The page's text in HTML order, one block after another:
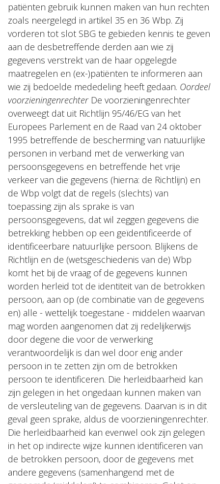
patiënten gebruik kunnen maken van hun rechten
zoals neergelegd in artikel 35 en 36 Wbp. Zij
vorderen tot slot SBG te gebieden kennis te geven
aan de desbetreffende derden aan wie zij
gegevens verstrekt van de haar opgelegde
maatregelen en (ex-)patiënten te informeren aan
wie zij bedoelde mededeling heeft gedaan. Oordeel
voorzieningenrechterDe voorzieningenrechter
overweegt dat uit Richtlijn 95/46/EG van het
Europees Parlement en de Raad van 24 oktober
1995 betreffende de bescherming van natuurlijke
personen in verband met de verwerking van
persoonsgegevens en betreffende het vrije
verkeer van die gegevens (hierna: de Richtlijn) en
de Wbp volgt dat de regels (slechts) van
toepassing zijn als sprake is van
persoonsgegevens, dat wil zeggen gegevens die
betrekking hebben op een geïdentificeerde of
identificeerbare natuurlijke persoon. Blijkens de
Richtlijn en de (wetsgeschiedenis van de) Wbp
komt het bij de vraag of de gegevens kunnen
worden herleid tot de identiteit van de betrokken
persoon, aan op (de combinatie van de gegevens
en) alle - wettelijk toegestane - middelen waarvan
mag worden aangenomen dat zij redelijkerwijs
door degene die voor de verwerking
verantwoordelijk is dan wel door enig ander
persoon in te zetten zijn om de betrokken
persoon te identificeren. Die herleidbaarheid kan
zijn gelegen in het ongedaan kunnen maken van
de versleuteling van de gegevens. Daarvan is in dit
geval geen sprake, aldus de voorzieningenrechter.
Die herleidbaarheid kan evenwel ook zijn gelegen
in het op indirecte wijze kunnen identificeren van
de betrokken persoon, door de gegevens met
andere gegevens (samenhangend met de